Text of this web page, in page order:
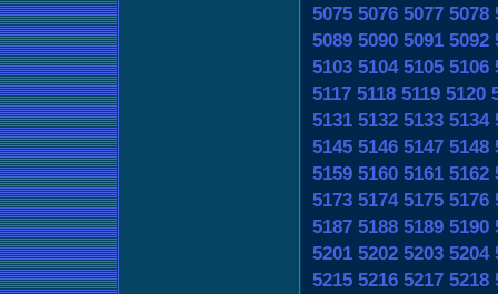
5075 5076 5077 5078
5089 5090 5091 5092
5103 5104 5105 5106
5117 5118 5119 5120
5131 5132 5133 5134
5145 5146 5147 5148
5159 5160 5161 5162
5173 5174 5175 5176
5187 5188 5189 5190
5201 5202 5203 5204
5215 5216 5217 5218